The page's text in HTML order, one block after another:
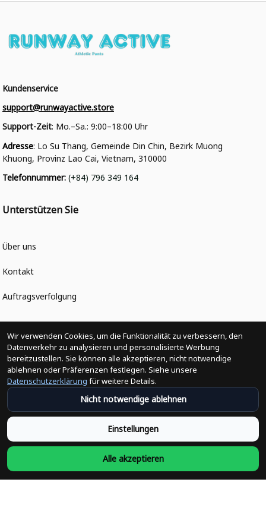
Kundenservice
support@runwayactive.store
Support-Zeit: Mo.–Sa.: 9:00–18:00 Uhr
Adresse: Lo Su Thang, Gemeinde Din Chin, Bezirk Muong
Khuong, Provinz Lao Cai, Vietnam, 310000
Telefonnummer: (+84) 796 349 164
Unterstützen Sie
Über uns
Kontakt
Auftragsverfolgung
Politiken
Änderungen der Bestellung
Versandpolitik
Rückerstattungsrichtlinie
Rückgabepolitik
Wir verwenden Cookies, um die Funktionalität zu verbessern, den
Datenverkehr zu analysieren und personalisierte Werbung
bereitzustellen. Sie können alle akzeptieren, nicht notwendige
ablehnen oder Präferenzen festlegen. Siehe unsere
Datenschutzerklärung für weitere Details.
Nicht notwendige ablehnen
Einstellungen
Alle akzeptieren